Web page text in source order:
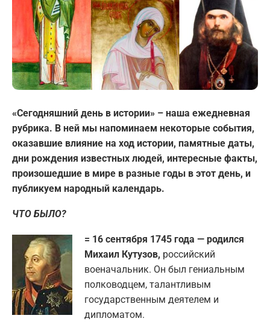
«Сегодняшний день в истории» – наша ежедневная
рубрика. В ней мы напоминаем некоторые события,
оказавшие влияние на ход истории, памятные даты,
дни рождения известных людей, интересные факты,
произошедшие в мире в разные годы в этот день, и
публикуем народный календарь.
ЧТО БЫЛО?
= 16 сентября 1745 года — родился
Михаил Кутузов, российский
военачальник. Он был гениальным
полководцем, талантливым
государственным деятелем и
дипломатом.